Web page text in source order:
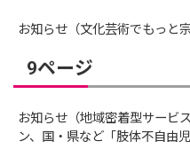
お知らせ（文化芸術でもっと
9ページ
お知らせ（地域密着型サービ
ン、国・県など「肢体不自由